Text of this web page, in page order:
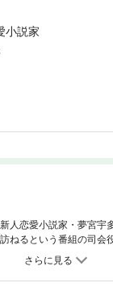
小説家
人恋愛小説家・夢宮宇
ねるという番組の司会
ドで結婚した女性を取